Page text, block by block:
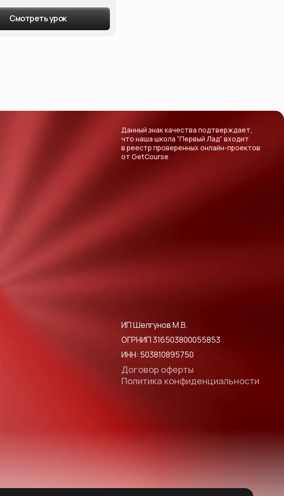
Смотреть урок
Данный знак качества подтверждает,
что наша школа “Первый Лад” входит
в реестр проверенных онлайн-проектов
от GetCourse
ИП Шелгунов М.В.
ОГРНИП 316503800055853
ИНН: 503810895750
Договор оферты
Политика конфиденциальности